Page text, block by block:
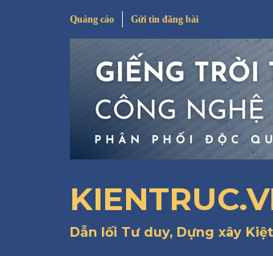
Quảng cáo Gửi tin đăng bài
Dẫn lối Tư duy, Dựng xây